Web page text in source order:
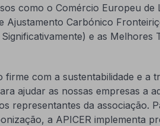
como o Comércio Europeu de
Ajustamento Carbónico
e as Melhores
firme com a sustentabilidade e a
ajudar as nossas empresas a
representantes da associação.
a APICER implementa